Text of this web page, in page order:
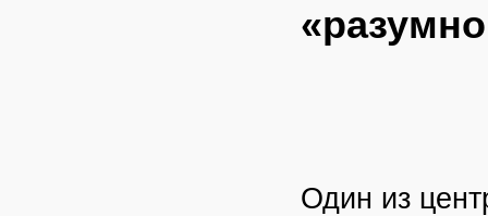
Один из